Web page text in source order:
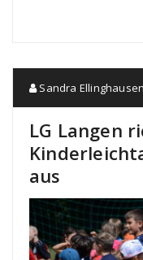
Sandra Ellinghausen
LG Langen
aus